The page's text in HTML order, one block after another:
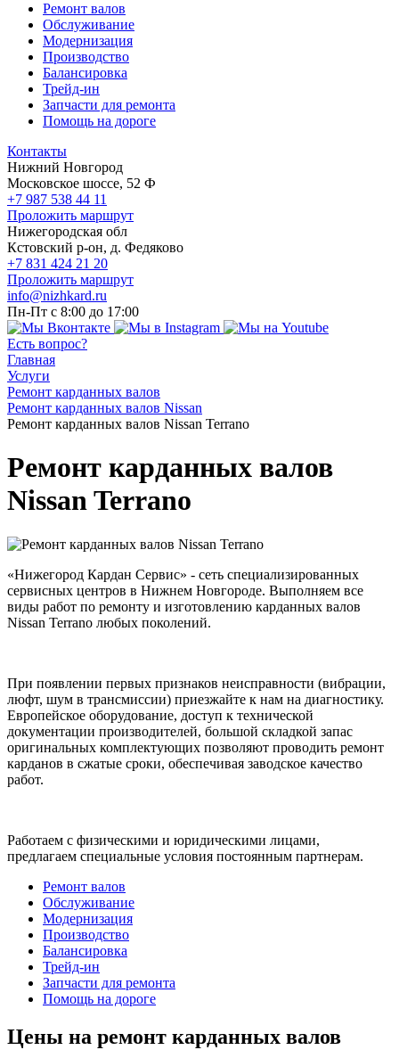
Ремонт валов
Обслуживание
Модернизация
Производство
Балансировка
Трейд-ин
Запчасти для ремонта
Помощь на дороге
Контакты
Нижний Новгород
Московское шоссе, 52 Ф
+7 987 538 44 11
Проложить маршрут
Нижегородская обл
Кстовский р-он, д. Федяково
+7 831 424 21 20
Проложить маршрут
info@nizhkard.ru
Пн-Пт с 8:00 до 17:00
Есть вопрос?
Главная
Услуги
Ремонт карданных валов
Ремонт карданных валов Nissan
Ремонт карданных валов Nissan Terrano
Ремонт карданных валов
Nissan Terrano
«Нижегород Кардан Сервис» - сеть специализированных
сервисных центров в Нижнем Новгороде. Выполняем все
виды работ по ремонту и изготовлению карданных валов
Nissan Terrano любых поколений.
При появлении первых признаков неисправности (вибрации,
люфт, шум в трансмиссии) приезжайте к нам на диагностику.
Европейское оборудование, доступ к технической
документации производителей, большой складкой запас
оригинальных комплектующих позволяют проводить ремонт
карданов в сжатые сроки, обеспечивая заводское качество
работ.
Работаем с физическими и юридическими лицами,
предлагаем специальные условия постоянным партнерам.
Ремонт валов
Обслуживание
Модернизация
Производство
Балансировка
Трейд-ин
Запчасти для ремонта
Помощь на дороге
Цены на ремонт карданных валов